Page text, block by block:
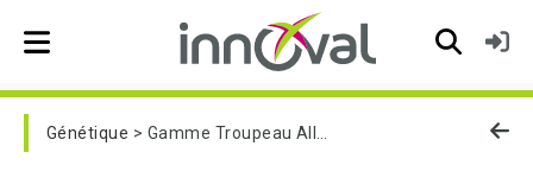
Skip to main navigation
Génétique Gamme Troupeau Allaitant